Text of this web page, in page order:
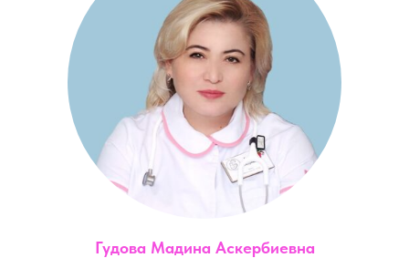
Гудова Мадина Аскербиевна